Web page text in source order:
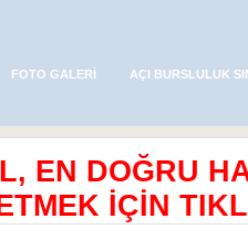
FOTO GALERI AÇI BURSLULUK
EN DOĞRU
İÇİN